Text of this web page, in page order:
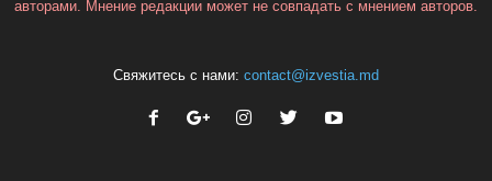
авторами. Мнение редакции может не совпадать с мнением авторов.
Свяжитесь с нами: contact@izvestia.md